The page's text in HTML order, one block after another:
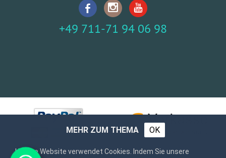
+49 711-71 94 06 98
MEHR ZUM THEMA OK
Unsere Website verwendet Cookies. Indem Sie unsere